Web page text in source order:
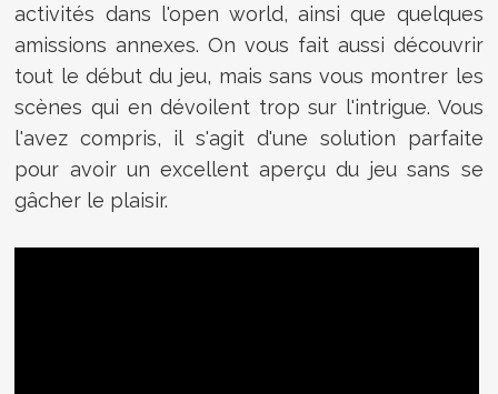
activités dans l'open world, ainsi que quelques
amissions annexes. On vous fait aussi découvrir
tout le début du jeu, mais sans vous montrer les
scènes qui en dévoilent trop sur l'intrigue. Vous
l'avez compris, il s'agit d'une solution parfaite
pour avoir un excellent aperçu du jeu sans se
gâcher le plaisir.